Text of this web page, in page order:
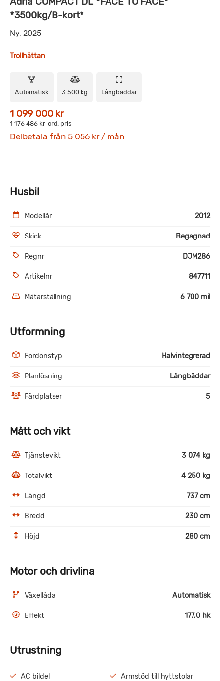
*3500kg/B-kort*
Ny, 2025
Trollhättan
Automatisk 3 500 kg Långbäddar
1 099 000 kr
1 176 486 kr ord. pris
Delbetala från 5 056 kr / mån
Husbil
Modellår 2012
Skick Begagnad
Regnr DJM286
Artikelnr 847711
Mätarställning 6 700 mil
Utformning
Fordonstyp Halvintegrerad
Planlösning Långbäddar
Färdplatser 5
Mått och vikt
Tjänstevikt 3 074 kg
Totalvikt 4 250 kg
Längd 737 cm
Bredd 230 cm
Höjd 280 cm
Motor och drivlina
Växellåda Automatisk
Effekt 177,0 hk
Utrustning
AC bildel
Armstöd till hyttstolar